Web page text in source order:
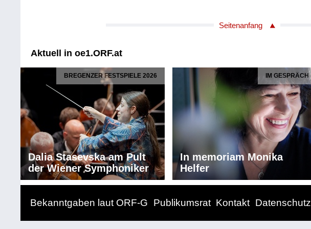
Seitenanfang
Aktuell in oe1.ORF.at
BREGENZER FESTSPIELE 2026
Dalia Stasevska am Pult
der Wiener Symphoniker
IM GESPRÄCH
In memoriam Monika
Helfer
Bekanntgaben laut ORF-G Publikumsrat Kontakt Datenschutz